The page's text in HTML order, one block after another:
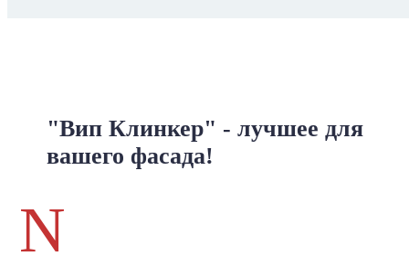
"Вип Клинкер" - лучшее для
вашего фасада!
N